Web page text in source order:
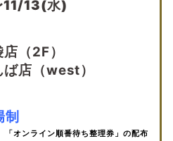
11/13(水)
（2F）
店（west）
制
オンライン順番待ち整理券」の配布